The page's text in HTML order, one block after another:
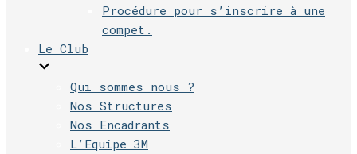
Procédure pour s’inscrire à une
compet.
Le Club
Qui sommes nous ?
Nos Structures
Nos Encadrants
L’Equipe 3M